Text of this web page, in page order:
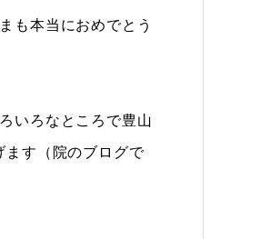
も本当におめでとう
いろなところで豊山
ます（院のブログで